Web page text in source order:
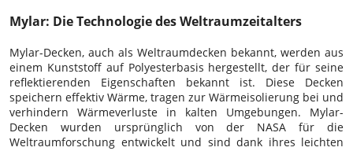
Mylar: Die Technologie des Weltraumzeitalters
Mylar-Decken, auch als Weltraumdecken bekannt, werden aus
einem Kunststoff auf Polyesterbasis hergestellt, der für seine
reflektierenden Eigenschaften bekannt ist. Diese Decken
speichern effektiv Wärme, tragen zur Wärmeisolierung bei und
verhindern Wärmeverluste in kalten Umgebungen. Mylar-
Decken wurden ursprünglich von der NASA für die
Weltraumforschung entwickelt und sind dank ihres leichten